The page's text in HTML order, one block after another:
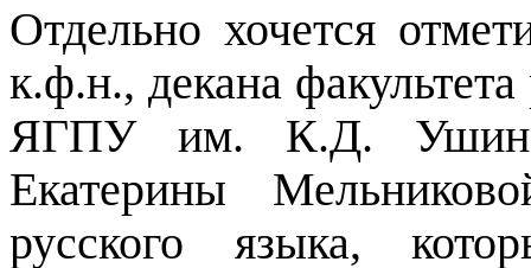
Отдельно хочется
к.ф.н., декана
ЯГПУ им. К.Д.
Екатерины
русского языка,